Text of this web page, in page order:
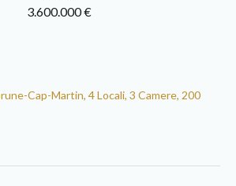
3.600.000 €
Cap-Martin, 4 Locali, 3 Camere, 200